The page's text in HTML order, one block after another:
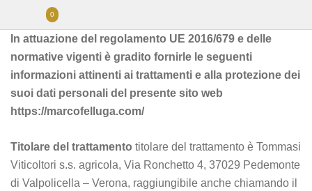
0
In attuazione del regolamento UE 2016/679 e delle
normative vigenti è gradito fornirle le seguenti
informazioni attinenti ai trattamenti e alla protezione dei
suoi dati personali del presente sito web
https://marcofelluga.com/
Titolare del trattamento titolare del trattamento è Tommasi
Viticoltori s.s. agricola, Via Ronchetto 4, 37029 Pedemonte
di Valpolicella – Verona, raggiungibile anche chiamando il